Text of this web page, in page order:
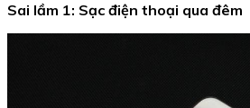
Sai lầm 1: Sạc điện thoại qua đêm